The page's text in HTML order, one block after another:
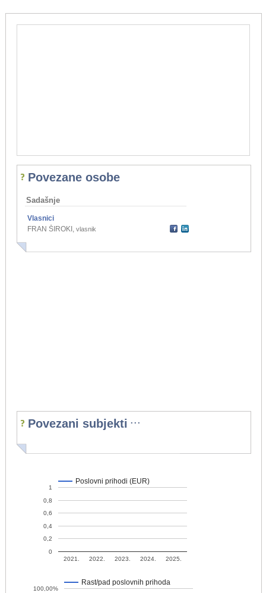
Povezane osobe
Sadašnje
Vlasnici
FRAN ŠIROKI , vlasnik
Povezani subjekti ...
Poslovni prihodi (EUR)
2021. 2022. 2023. 2024. 2025.
0
0,2
0,4
0,6
0,8
1
Rast/pad poslovnih prihoda
100,00%